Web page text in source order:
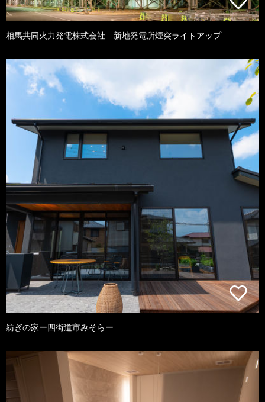
相馬共同火力発電株式会社 新地発電所煙突ライトアップ
紡ぎの家ー四街道市みそらー